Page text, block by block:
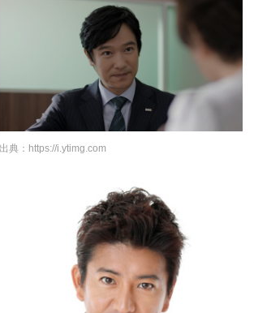
出典： https://i.ytimg.com